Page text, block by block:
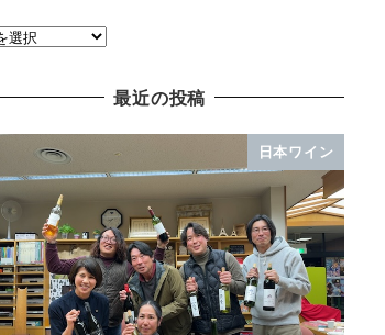
最近の投稿
日本ワイン